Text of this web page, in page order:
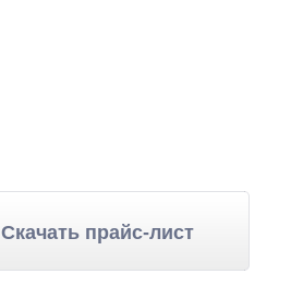
Скачать прайс-лист